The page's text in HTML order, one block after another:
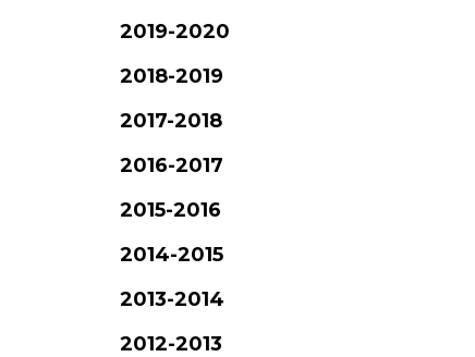
2019-2020
2018-2019
2017-2018
2016-2017
2015-2016
2014-2015
2013-2014
2012-2013